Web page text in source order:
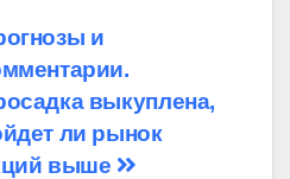
и
выкуплена,
ли рынок
выше